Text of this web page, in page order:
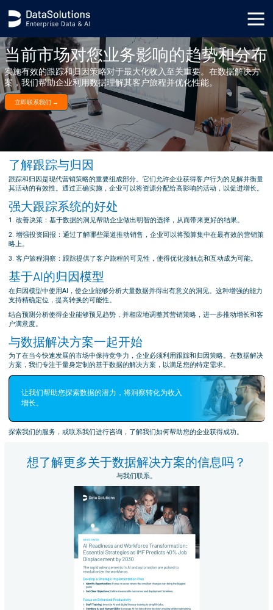
当前市场对您业务影响的趋势和分布
实施有效的跟踪和归因策略对于最大化收入至关重要。在数据解决方
案，我们帮助企业利用数据理解其客户旅程并优化性能。
立即联系我们 →
了解跟踪与归因
跟踪和归因是现代营销策略的重要组成部分。它们允许企业获得客户行为的见解并衡量
其活动的有效性。通过正确实施，企业可以将资源分配给高影响的活动，以促进增长。
强大跟踪系统的好处
1. 改善决策：基于数据的洞见帮助企业做出明智的选择，从而带来更好的结果。
2. 增强投资回报：通过了解哪些渠道推动销售，企业可以将预算集中在最有效的营销策
略上。
3. 客户旅程洞察：跟踪提供了客户旅程的可见性，使得优化接触点和互动成为可能。
基于AI的归因模型
在归因模型中使用AI，使企业能够分析大量数据并得出有意义的洞见。这种增强的能力
支持精确定位，提高转换的可能性。
结合预测分析使得企业能够预见趋势，并相应地调整其营销策略，进一步推动增长和客
户满意度。
与数据解决方案一起开始
为了在当今快速发展的市场中保持竞争力，企业必须利用跟踪和归因策略。在数据解决
方案，我们专注于量身定制的基于数据的解决方案，以满足您的特定需求。
让我们帮助您探索数据的潜力，将洞察转化为收入
增长。
探索我们的服务，或联系我们进行咨询，了解我们如何帮助您的企业获得成功。
想了解更多关于数据解决方案的信息吗？
与我们联系。